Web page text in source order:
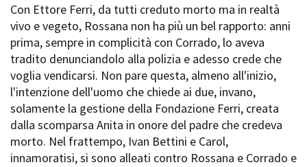
Con Ettore Ferri, da tutti creduto morto ma in realtà
vivo e vegeto, Rossana non ha più un bel rapporto: anni
prima, sempre in complicità con Corrado, lo aveva
tradito denunciandolo alla polizia e adesso crede che
voglia vendicarsi. Non pare questa, almeno all'inizio,
l'intenzione dell'uomo che chiede ai due, invano,
solamente la gestione della Fondazione Ferri, creata
dalla scomparsa Anita in onore del padre che credeva
morto. Nel frattempo, Ivan Bettini e Carol,
innamoratisi, si sono alleati contro Rossana e Corrado e